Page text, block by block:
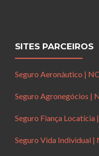
SITES PARCEIROS
Seguro Aeronáutico |
Seguro Agronegócios |
Seguro Fiança
Seguro Vida Individual